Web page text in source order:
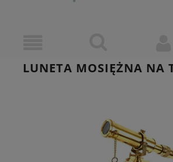
LUNETA MOSIĘŻNA NA